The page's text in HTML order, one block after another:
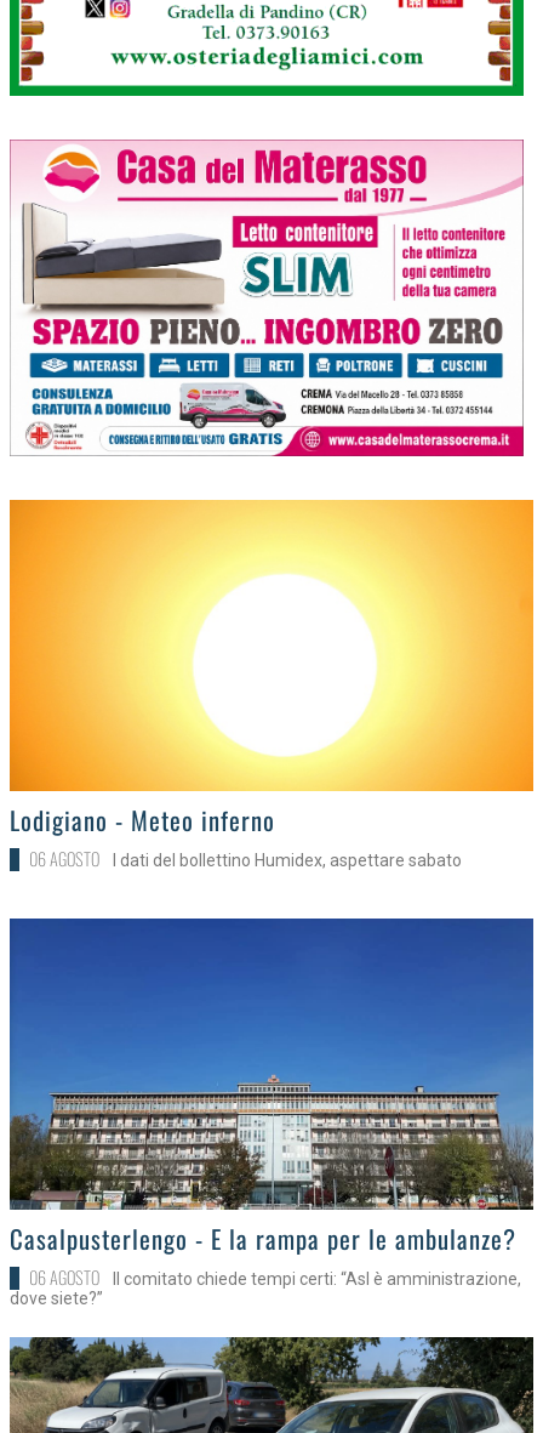
>Lodigiano - Meteo inferno
06 AGOSTO I dati del bollettino Humidex, aspettare sabato
>
Casalpusterlengo - E la rampa per le ambulanze?
06 AGOSTO
Il comitato chiede tempi certi: “Asl è amministrazione,
dove siete?”